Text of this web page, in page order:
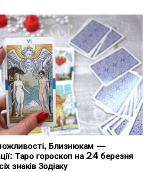
Близнюкам —
Таро гороскоп на 24 березня
знаків Зодіаку